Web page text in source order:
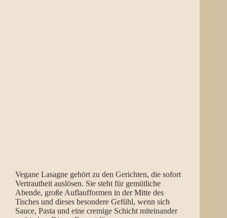
Vegane Lasagne gehört zu den Gerichten, die sofort
Vertrautheit auslösen. Sie steht für gemütliche
Abende, große Auflaufformen in der Mitte des
Tisches und dieses besondere Gefühl, wenn sich
Sauce, Pasta und eine cremige Schicht miteinander